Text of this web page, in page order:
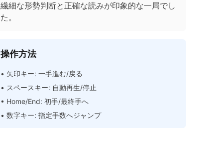
繊細な形勢判断と正確な読みが印象的な一局でし
た。
操作方法
• 矢印キー: 一手進む/戻る
• スペースキー: 自動再生/停止
• Home/End: 初手/最終手へ
• 数字キー: 指定手数へジャンプ